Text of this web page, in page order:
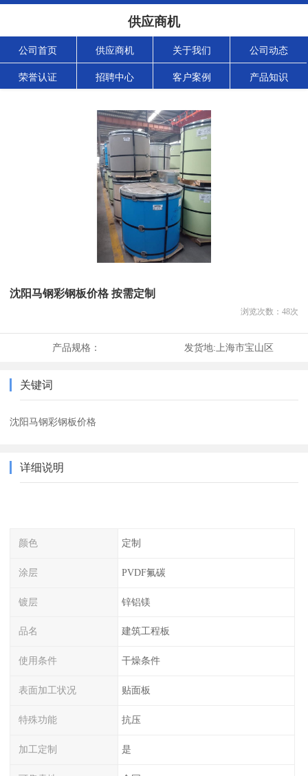
供应商机
公司首页 供应商机 关于我们 公司动态
荣誉认证 招聘中心 客户案例 产品知识
沈阳马钢彩钢板价格 按需定制
浏览次数： 48次
产品规格： 发货地: 上海市宝山区
关键词
沈阳马钢彩钢板价格
详细说明
颜色 定制
涂层 PVDF氟碳
镀层 锌铝镁
品名 建筑工程板
使用条件 干燥条件
表面加工状况 贴面板
特殊功能 抗压
加工定制 是